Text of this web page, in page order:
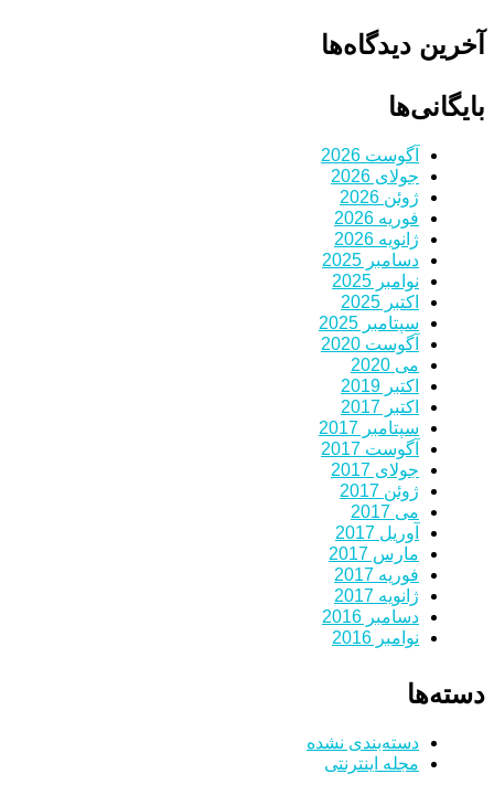
آخرین دیدگاه‌ها
بایگانی‌ها
آگوست 2026
جولای 2026
ژوئن 2026
فوریه 2026
ژانویه 2026
دسامبر 2025
نوامبر 2025
اکتبر 2025
سپتامبر 2025
آگوست 2020
می 2020
اکتبر 2019
اکتبر 2017
سپتامبر 2017
آگوست 2017
جولای 2017
ژوئن 2017
می 2017
آوریل 2017
مارس 2017
فوریه 2017
ژانویه 2017
دسامبر 2016
نوامبر 2016
دسته‌ها
دسته‌بندی نشده
مجله اینترنتی